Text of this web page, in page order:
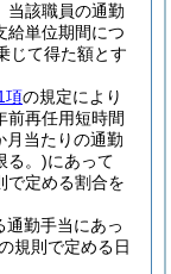
当該職員の通勤
給単位期間につ
じて得た額とす
項の規定により
前再任用短時間
月当たりの通勤
る。)にあって
で定める割合を
通勤手当にあっ
規則で定める日